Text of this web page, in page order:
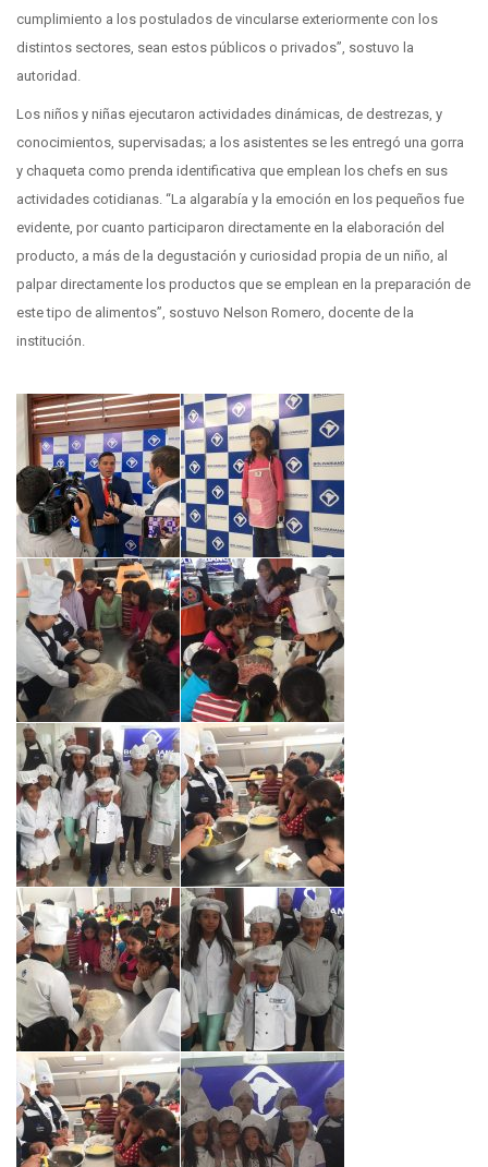
cumplimiento a los postulados de vincularse exteriormente con los
distintos sectores, sean estos públicos o privados”, sostuvo la
autoridad.
Los niños y niñas ejecutaron actividades dinámicas, de destrezas, y
conocimientos, supervisadas; a los asistentes se les entregó una gorra
y chaqueta como prenda identificativa que emplean los chefs en sus
actividades cotidianas. “La algarabía y la emoción en los pequeños fue
evidente, por cuanto participaron directamente en la elaboración del
producto, a más de la degustación y curiosidad propia de un niño, al
palpar directamente los productos que se emplean en la preparación de
este tipo de alimentos”, sostuvo Nelson Romero, docente de la
institución.